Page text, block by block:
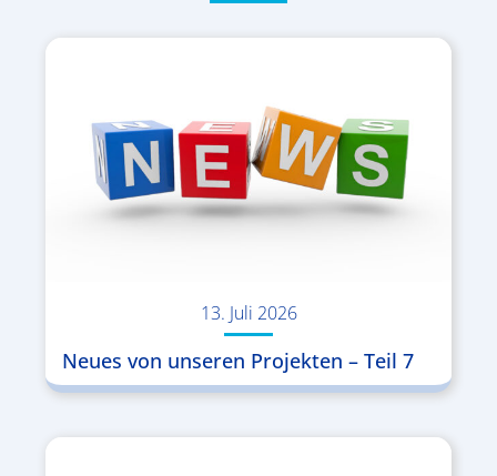
13. Juli 2026
Neues von unseren Projekten – Teil 7